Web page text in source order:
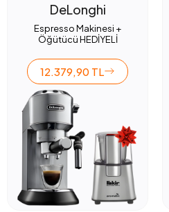
DeLonghi
Espresso Makinesi +
Öğütücü HEDİYELİ
12.379,90 TL